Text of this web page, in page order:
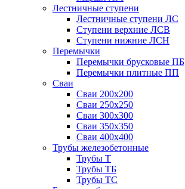
Лестничные ступени
Лестничные ступени ЛС
Ступени верхние ЛСВ
Ступени нижние ЛСН
Перемычки
Перемычки брусковые ПБ
Перемычки плитные ПП
Сваи
Сваи 200х200
Сваи 250х250
Сваи 300х300
Сваи 350х350
Сваи 400х400
Трубы железобетонные
Трубы Т
Трубы ТБ
Трубы ТС